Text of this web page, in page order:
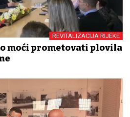
REVITALIZACIJA RIJEKE
moći prometovati plovila